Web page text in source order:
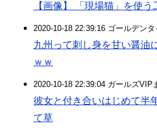
【画像】 「現場猫」を使
2020-10-18 22:39:16 ゴールデン
九州って刺し身を甘い醤油
ｗｗ
2020-10-18 22:39:04 ガールズVIP
彼女と付き合いはじめて半
て草